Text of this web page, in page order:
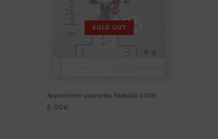
SOLD OUT
Χειροποίητο μαγνητάκι δασκάλα 0039
8.00€